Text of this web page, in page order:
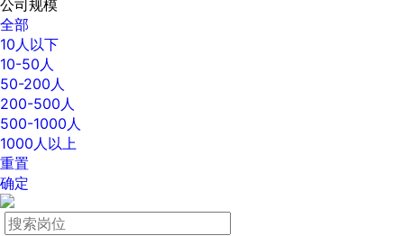
公司规模
全部
10人以下
10-50人
50-200人
200-500人
500-1000人
1000人以上
重置
确定